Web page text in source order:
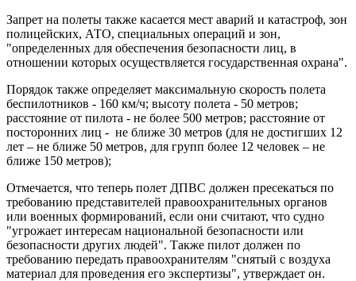
Запрет на полеты также касается мест аварий и катастроф, зон
полицейских, АТО, специальных операций и зон,
"определенных для обеспечения безопасности лиц, в
отношении которых осуществляется государственная охрана".
Порядок также определяет максимальную скорость полета
беспилотников - 160 км/ч; высоту полета - 50 метров;
расстояние от пилота - не более 500 метров; расстояние от
посторонних лиц - не ближе 30 метров (для не достигших 12
лет – не ближе 50 метров, для групп более 12 человек – не
ближе 150 метров);
Отмечается, что теперь полет ДПВС должен пресекаться по
требованию представителей правоохранительных органов
или военных формирований, если они считают, что судно
"угрожает интересам национальной безопасности или
безопасности других людей". Также пилот должен по
требованию передать правоохранителям "снятый с воздуха
материал для проведения его экспертизы", утверждает он.